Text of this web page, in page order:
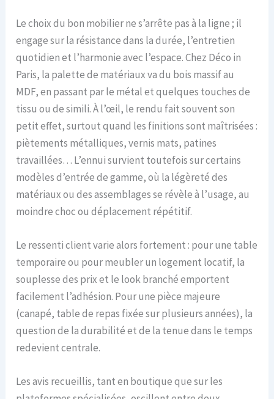
Le choix du bon mobilier ne s’arrête pas à la ligne ; il
engage sur la résistance dans la durée, l’entretien
quotidien et l’harmonie avec l’espace. Chez Déco in
Paris, la palette de matériaux va du bois massif au
MDF, en passant par le métal et quelques touches de
tissu ou de simili. À l’œil, le rendu fait souvent son
petit effet, surtout quand les finitions sont maîtrisées :
piètements métalliques, vernis mats, patines
travaillées… L’ennui survient toutefois sur certains
modèles d’entrée de gamme, où la légèreté des
matériaux ou des assemblages se révèle à l’usage, au
moindre choc ou déplacement répétitif.
Le ressenti client varie alors fortement : pour une table
temporaire ou pour meubler un logement locatif, la
souplesse des prix et le look branché emportent
facilement l’adhésion. Pour une pièce majeure
(canapé, table de repas fixée sur plusieurs années), la
question de la durabilité et de la tenue dans le temps
redevient centrale.
Les avis recueillis, tant en boutique que sur les